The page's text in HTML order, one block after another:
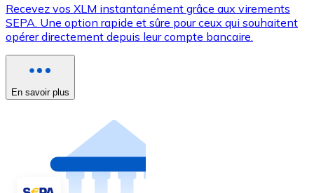
Recevez vos XLM instantanément grâce aux virements
SEPA. Une option rapide et sûre pour ceux qui souhaitent
opérer directement depuis leur compte bancaire.
En savoir plus